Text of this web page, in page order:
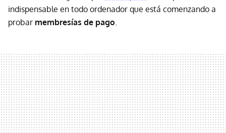
indispensable en todo ordenador que está comenzando a
probar membresías de pago